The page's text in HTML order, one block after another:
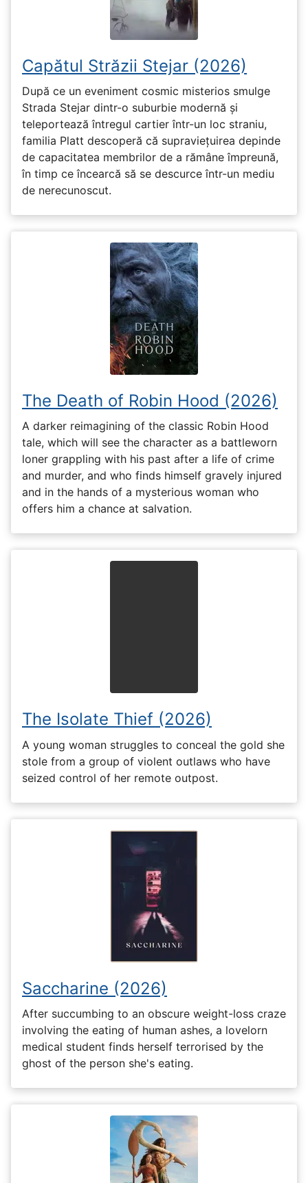
Capătul Străzii Stejar (2026)
După ce un eveniment cosmic misterios smulge
Strada Stejar dintr-o suburbie modernă și
teleportează întregul cartier într-un loc straniu,
familia Platt descoperă că supraviețuirea depinde
de capacitatea membrilor de a rămâne împreună,
în timp ce încearcă să se descurce într-un mediu
de nerecunoscut.
The Death of Robin Hood (2026)
A darker reimagining of the classic Robin Hood
tale, which will see the character as a battleworn
loner grappling with his past after a life of crime
and murder, and who finds himself gravely injured
and in the hands of a mysterious woman who
offers him a chance at salvation.
The Isolate Thief (2026)
A young woman struggles to conceal the gold she
stole from a group of violent outlaws who have
seized control of her remote outpost.
Saccharine (2026)
After succumbing to an obscure weight-loss craze
involving the eating of human ashes, a lovelorn
medical student finds herself terrorised by the
ghost of the person she's eating.